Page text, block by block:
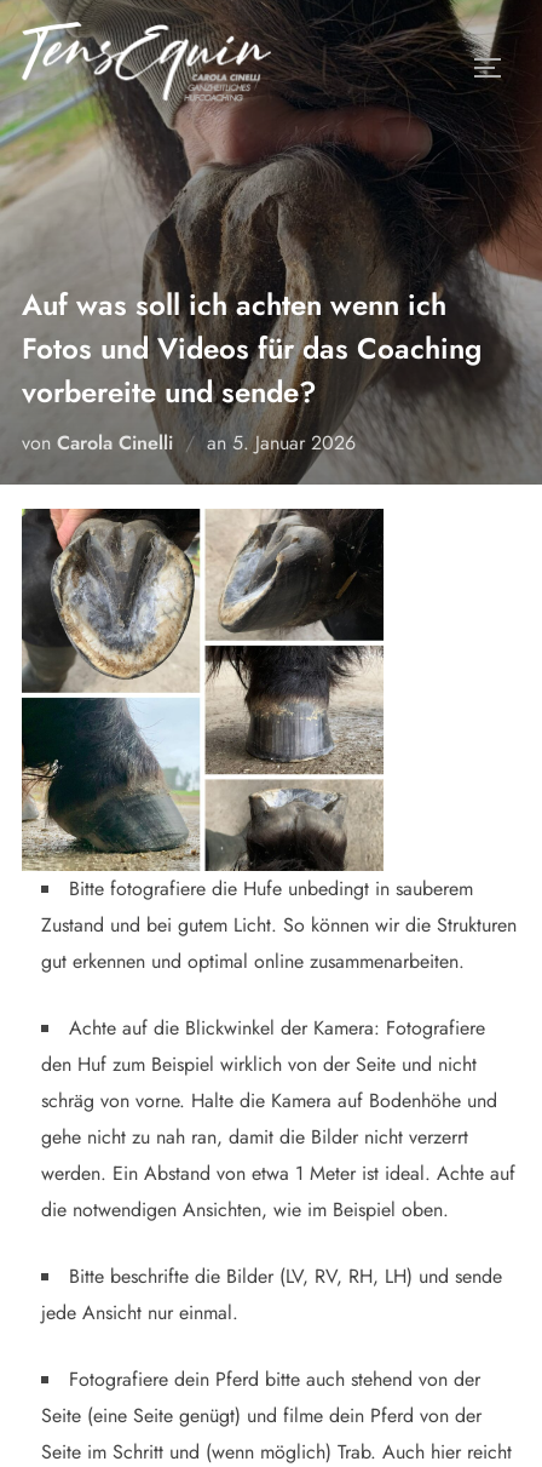
Zum
Inhalt
springen
Auf was soll ich achten wenn ich
Fotos und Videos für das Coaching
vorbereite und sende?
von Carola Cinelli anVeröffentlicht
am
5. Januar 2026
Bitte fotografiere die Hufe unbedingt in sauberem
Zustand und bei gutem Licht. So können wir die Strukturen
gut erkennen und optimal online zusammenarbeiten.
Achte auf die Blickwinkel der Kamera: Fotografiere
den Huf zum Beispiel wirklich von der Seite und nicht
schräg von vorne. Halte die Kamera auf Bodenhöhe und
gehe nicht zu nah ran, damit die Bilder nicht verzerrt
werden. Ein Abstand von etwa 1 Meter ist ideal. Achte auf
die notwendigen Ansichten, wie im Beispiel oben.
Bitte beschrifte die Bilder (LV, RV, RH, LH) und sende
jede Ansicht nur einmal.
Fotografiere dein Pferd bitte auch stehend von der
Seite (eine Seite genügt) und filme dein Pferd von der
Seite im Schritt und (wenn möglich) Trab. Auch hier reicht